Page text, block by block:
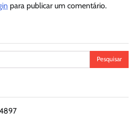
para publicar um comentário.